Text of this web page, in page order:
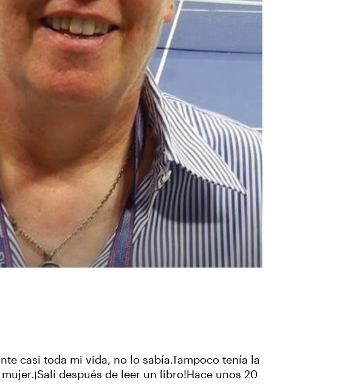
casi toda mi vida, no lo sabía.Tampoco tenía la
después de leer un libro!Hace unos 20